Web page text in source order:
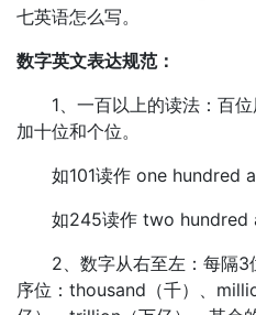
七英语怎么写。
数字英文表达规范：
1、一百以上的读法：百
加十位和个位。
如101读作 one hundred
如245读作 two
2、数字从右至左：每隔
序位：thousand（千）、